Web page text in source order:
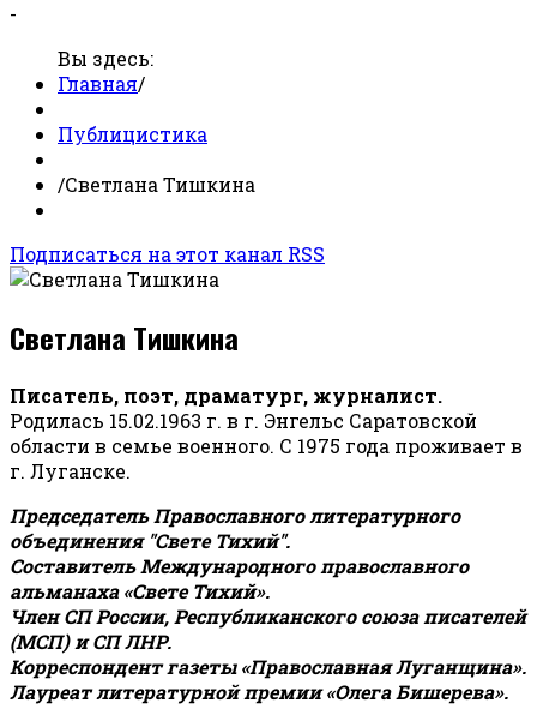
-
Вы здесь:
Главная/
Публицистика
/Светлана Тишкина
Подписаться на этот канал RSS
Светлана Тишкина
Писатель, поэт, драматург, журналист.
Родилась 15.02.1963 г. в г. Энгельс Саратовской
области в семье военного. С 1975 года проживает в
г. Луганске.
Председатель Православного литературного
объединения "Свете Тихий".
Составитель Международного православного
альманаха «Свете Тихий».
Член СП России, Республиканского союза писателей
(МСП) и СП ЛНР.
Корреспондент газеты «Православная Луганщина».
Лауреат литературной премии «Олега Бишерева».